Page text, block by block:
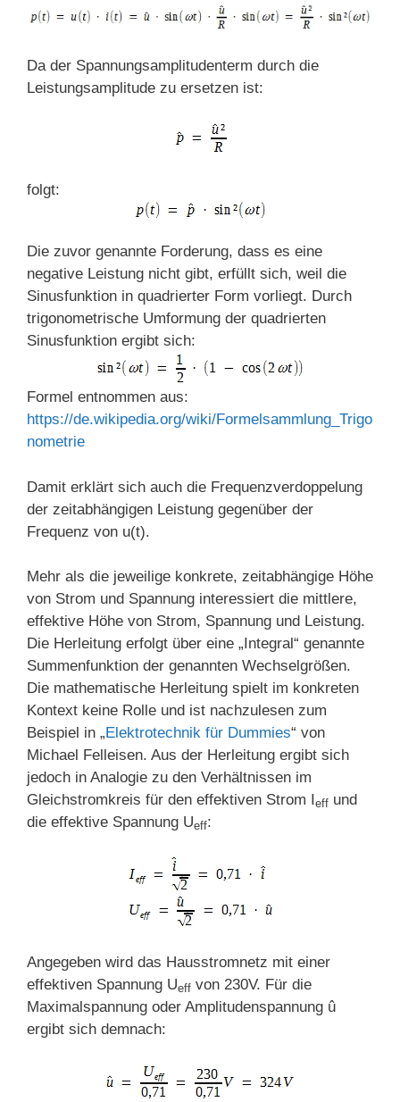
Da der Spannungsamplitudenterm durch die
Leistungsamplitude zu ersetzen ist:
folgt:
Die zuvor genannte Forderung, dass es eine
negative Leistung nicht gibt, erfüllt sich, weil die
Sinusfunktion in quadrierter Form vorliegt. Durch
trigonometrische Umformung der quadrierten
Sinusfunktion ergibt sich:
Formel entnommen aus:
https://de.wikipedia.org/wiki/Formelsammlung_Trigo
nometrie
Damit erklärt sich auch die Frequenzverdoppelung
der zeitabhängigen Leistung gegenüber der
Frequenz von u(t).
Mehr als die jeweilige konkrete, zeitabhängige Höhe
von Strom und Spannung interessiert die mittlere,
effektive Höhe von Strom, Spannung und Leistung.
Die Herleitung erfolgt über eine „Integral“ genannte
Summenfunktion der genannten Wechselgrößen.
Die mathematische Herleitung spielt im konkreten
Kontext keine Rolle und ist nachzulesen zum
Beispiel in „Elektrotechnik für Dummies“ von
Michael Felleisen. Aus der Herleitung ergibt sich
jedoch in Analogie zu den Verhältnissen im
Gleichstromkreis für den effektiven Strom Ieff und
die effektive Spannung Ueff:
Angegeben wird das Hausstromnetz mit einer
effektiven Spannung Ueff von 230V. Für die
Maximalspannung oder Amplitudenspannung û
ergibt sich demnach: